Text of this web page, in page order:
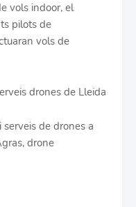
vols indoor, el
pilots de
vols de
drones de Lleida
de drones a
drone